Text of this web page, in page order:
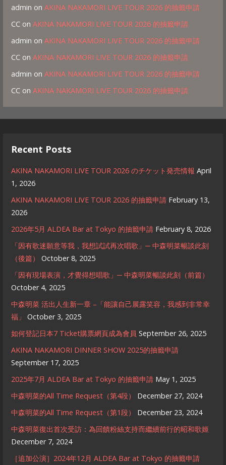
admin onAKINA NAKAMORI LIVE TOUR 2026 的抽籤申請
CC onAKINA NAKAMORI LIVE TOUR 2026 的抽籤申請
admin onAKINA NAKAMORI LIVE TOUR 2026 的抽籤申請
CC onAKINA NAKAMORI LIVE TOUR 2026 的抽籤申請
admin onAKINA NAKAMORI LIVE TOUR 2026 的抽籤申請
CC onAKINA NAKAMORI LIVE TOUR 2026 的抽籤申請
Recent Posts
AKINA NAKAMORI LIVE TOUR 2026 のチケット発売情報 April
1, 2026
AKINA NAKAMORI LIVE TOUR 2026 的抽籤申請 February 13,
2026
2026年5月 ALDEA Bar at Tokyo 的抽籤申請 February 8, 2026
「因有歌迷願意等我，我想試試再次唱歌」─ 中森明菜暢談此刻
（後篇）
October 8, 2025
「因有現場表演，才覺得想唱歌」─ 中森明菜暢談此刻（前篇）
October 4, 2025
中森明菜 活出人生新一章 –「能讓自己展露笑容，我感到非常幸
福」
October 3, 2025
如何登記日本7 Ticket購票網頁成為會員 September 26, 2025
AKINA NAKAMORI DINNER SHOW 2025的抽籤申請
September 17, 2025
2025年7月 ALDEA Bar at Tokyo 的抽籤申請 May 1, 2025
中森明菜的All Time Request（第4段）
December 27, 2024
中森明菜的All Time Request（第1段）
December 23, 2024
中森明菜復出首次受訪：為回饋粉絲支持而繼續前行的昭和歌姬
December 7, 2024
［追加公演］2024年12月 ALDEA Bar at Tokyo 的抽籤申請